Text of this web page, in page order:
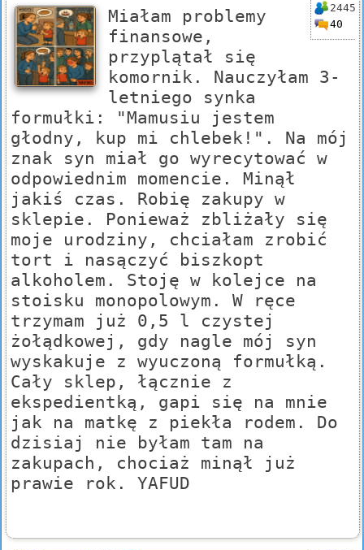
2445
40
Miałam problemy
finansowe,
przyplątał się
komornik. Nauczyłam 3-
letniego synka
formułki: "Mamusiu jestem
głodny, kup mi chlebek!". Na mój
znak syn miał go wyrecytować w
odpowiednim momencie. Minął
jakiś czas. Robię zakupy w
sklepie. Ponieważ zbliżały się
moje urodziny, chciałam zrobić
tort i nasączyć biszkopt
alkoholem. Stoję w kolejce na
stoisku monopolowym. W ręce
trzymam już 0,5 l czystej
żołądkowej, gdy nagle mój syn
wyskakuje z wyuczoną formułką.
Cały sklep, łącznie z
ekspedientką, gapi się na mnie
jak na matkę z piekła rodem. Do
dzisiaj nie byłam tam na
zakupach, chociaż minął już
prawie rok. YAFUD